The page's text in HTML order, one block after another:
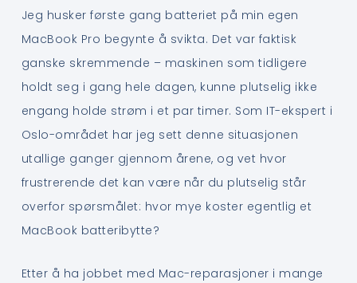
Jeg husker første gang batteriet på min egen
MacBook Pro begynte å svikta. Det var faktisk
ganske skremmende – maskinen som tidligere
holdt seg i gang hele dagen, kunne plutselig ikke
engang holde strøm i et par timer. Som IT-ekspert i
Oslo-området har jeg sett denne situasjonen
utallige ganger gjennom årene, og vet hvor
frustrerende det kan være når du plutselig står
overfor spørsmålet: hvor mye koster egentlig et
MacBook batteribytte?
Etter å ha jobbet med Mac-reparasjoner i mange